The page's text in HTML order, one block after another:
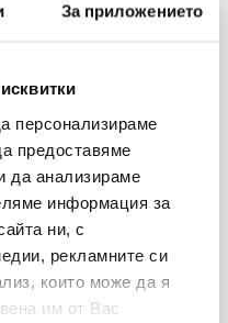
За приложението
персонализираме
предоставяме
да анализираме
информация за
ни, с
рекламните си
които може да я
им от Вас
Връшка чука